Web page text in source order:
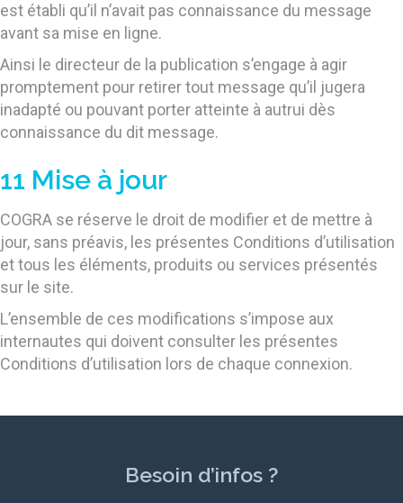
est établi qu’il n’avait pas connaissance du message
avant sa mise en ligne.
Ainsi le directeur de la publication s’engage à agir
promptement pour retirer tout message qu’il jugera
inadapté ou pouvant porter atteinte à autrui dès
connaissance du dit message.
11 Mise à jour
COGRA se réserve le droit de modifier et de mettre à
jour, sans préavis, les présentes Conditions d’utilisation
et tous les éléments, produits ou services présentés
sur le site.
L’ensemble de ces modifications s’impose aux
internautes qui doivent consulter les présentes
Conditions d’utilisation lors de chaque connexion.
Besoin d’infos ?